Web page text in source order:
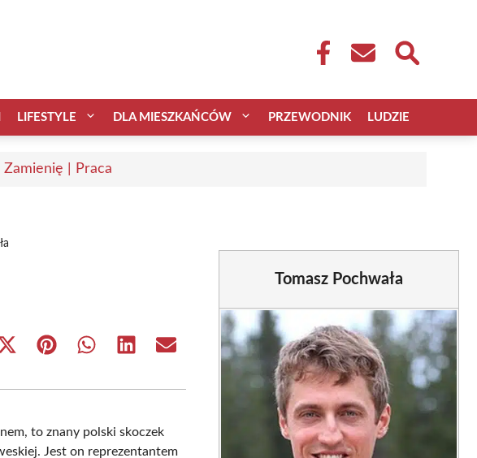
LIFESTYLE DLA MIESZKAŃCÓW PRZEWODNIK LUDZIE
| Praca
Share
(Twitter)
Share Share Share Share
to znany polski skoczek
Jest on reprezentantem
Tomasz Pochwała